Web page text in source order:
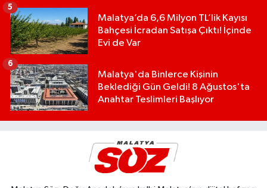
Malatya’da 6,6 Milyon TL’lik Kayısı
Bahçesi İcradan Satışa Çıktı! İçinde
Evi de Var
5
Malatya'da Binlerce Kişinin
Beklediği Gün Geldi! 8 Ağustos'ta
Anahtar Teslimleri Başlıyor
6